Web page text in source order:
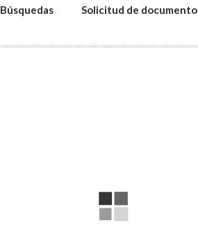
Búsquedas Solicitud de documento